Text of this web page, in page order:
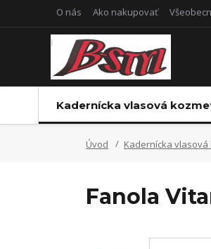
O nás Ako nakupovať
Kadernícka vlasová
Úvod Kadernícka vlasová
Fanola